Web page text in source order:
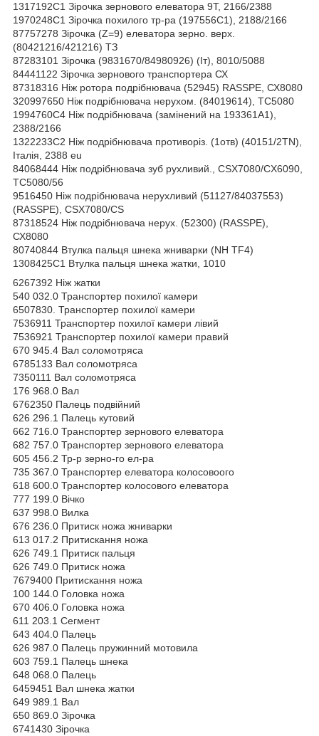
1317192С1 Зірочка зернового елеватора 9Т, 2166/2388
1970248С1 Зірочка похилого тр-ра (197556С1), 2188/2166
87757278 Зірочка (Z=9) елеватора зерно. верх.
(80421216/421216) ТЗ
87283101 Зірочка (9831670/84980926) (Іт), 8010/5088
84441122 Зірочка зернового транспортера СХ
87318316 Ніж ротора подрібнювача (52945) RASSPE, СХ8080
320997650 Ніж подрібнювача нерухом. (84019614), ТС5080
1994760С4 Ніж подрібнювача (замінений на 193361А1),
2388/2166
1322233С2 Ніж подрібнювача противоріз. (1отв) (40151/2TN),
Італія, 2388 eu
84068444 Ніж подрібнювача зуб рухливий., CSX7080/CX6090,
TC5080/56
9516450 Ніж подрібнювача нерухливий (51127/84037553)
(RASSPE), CSX7080/CS
87318524 Ніж подрібнювача нерух. (52300) (RASSPE),
СХ8080
80740844 Втулка пальця шнека жниварки (NH TF4)
1308425C1 Втулка пальця шнека жатки, 1010
6267392 Ніж жатки
540 032.0 Транспортер похилої камери
6507830. Транспортер похилої камери
7536911 Транспортер похилої камери лівий
7536921 Транспортер похилої камери правий
670 945.4 Вал соломотряса
6785133 Вал соломотряса
7350111 Вал соломотряса
176 968.0 Вал
6762350 Палець подвійний
626 296.1 Палець кутовий
662 716.0 Транспортер зернового елеватора
682 757.0 Транспортер зернового елеватора
605 456.2 Тр-р зерно-го ел-ра
735 367.0 Транспортер елеватора колосовоого
618 600.0 Транспортер колосового елеватора
777 199.0 Вічко
637 998.0 Вилка
676 236.0 Притиск ножа жниварки
613 017.2 Притискання ножа
626 749.1 Притиск пальця
626 749.0 Притиск ножа
7679400 Притискання ножа
100 144.0 Головка ножа
670 406.0 Головка ножа
611 203.1 Сегмент
643 404.0 Палець
626 987.0 Палець пружинний мотовила
603 759.1 Палець шнека
648 068.0 Палець
6459451 Вал шнека жатки
649 989.1 Вал
650 869.0 Зірочка
6741430 Зірочка